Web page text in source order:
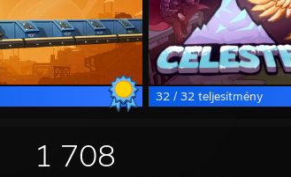
32 / 32 teljesítmény
1 708